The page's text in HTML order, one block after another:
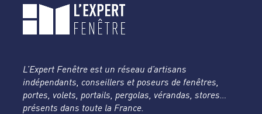
L’Expert Fenêtre est un réseau d’artisans
indépendants, conseillers et poseurs de fenêtres,
portes, volets, portails, pergolas, vérandas, stores…
présents dans toute la France.